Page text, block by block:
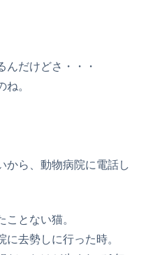
んだけどさ・・・
。
から、動物病院に電話し
とない猫。
去勢しに行った時。